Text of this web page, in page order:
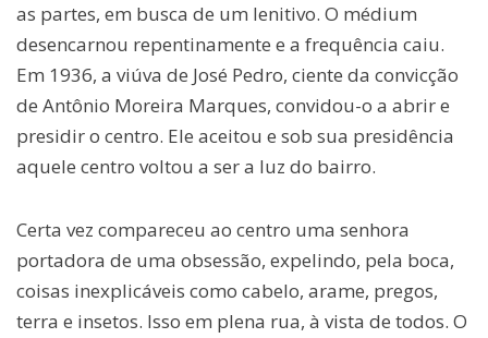
as partes, em busca de um lenitivo. O médium
desencarnou repentinamente e a frequência caiu.
Em 1936, a viúva de José Pedro, ciente da convicção
de Antônio Moreira Marques, convidou-o a abrir e
presidir o centro. Ele aceitou e sob sua presidência
aquele centro voltou a ser a luz do bairro.
Certa vez compareceu ao centro uma senhora
portadora de uma obsessão, expelindo, pela boca,
coisas inexplicáveis como cabelo, arame, pregos,
terra e insetos. Isso em plena rua, à vista de todos. O